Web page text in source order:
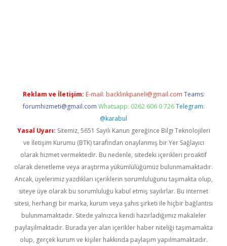
Reklam ve İletişim: E-mail: backlinkpaneli@gmail.com Teams:
forumhizmeti@gmail.com Whatsapp: 0262 606 0 726 Telegram:
@karabul
Yasal Uyarı: Sitemiz, 5651 Sayılı Kanun gereğince Bilgi Teknolojileri
ve İletişim Kurumu (BTK) tarafından onaylanmış bir Yer Sağlayıcı
olarak hizmet vermektedir. Bu nedenle, sitedeki içerikleri proaktif
olarak denetleme veya araştırma yükümlülüğümüz bulunmamaktadır.
Ancak, üyelerimiz yazdıkları içeriklerin sorumluluğunu taşımakta olup,
siteye üye olarak bu sorumluluğu kabul etmiş sayılırlar. Bu internet
sitesi, herhangi bir marka, kurum veya şahıs şirketi ile hiçbir bağlantısı
bulunmamaktadır. Sitede yalnızca kendi hazırladığımız makaleler
paylaşılmaktadır. Burada yer alan içerikler haber niteliği taşımamakta
olup, gerçek kurum ve kişiler hakkında paylaşım yapılmamaktadır.